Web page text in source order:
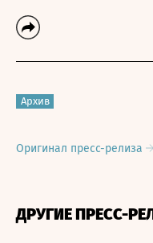
Архив
Оригинал пресс-релиза
ДРУГИЕ ПРЕСС-